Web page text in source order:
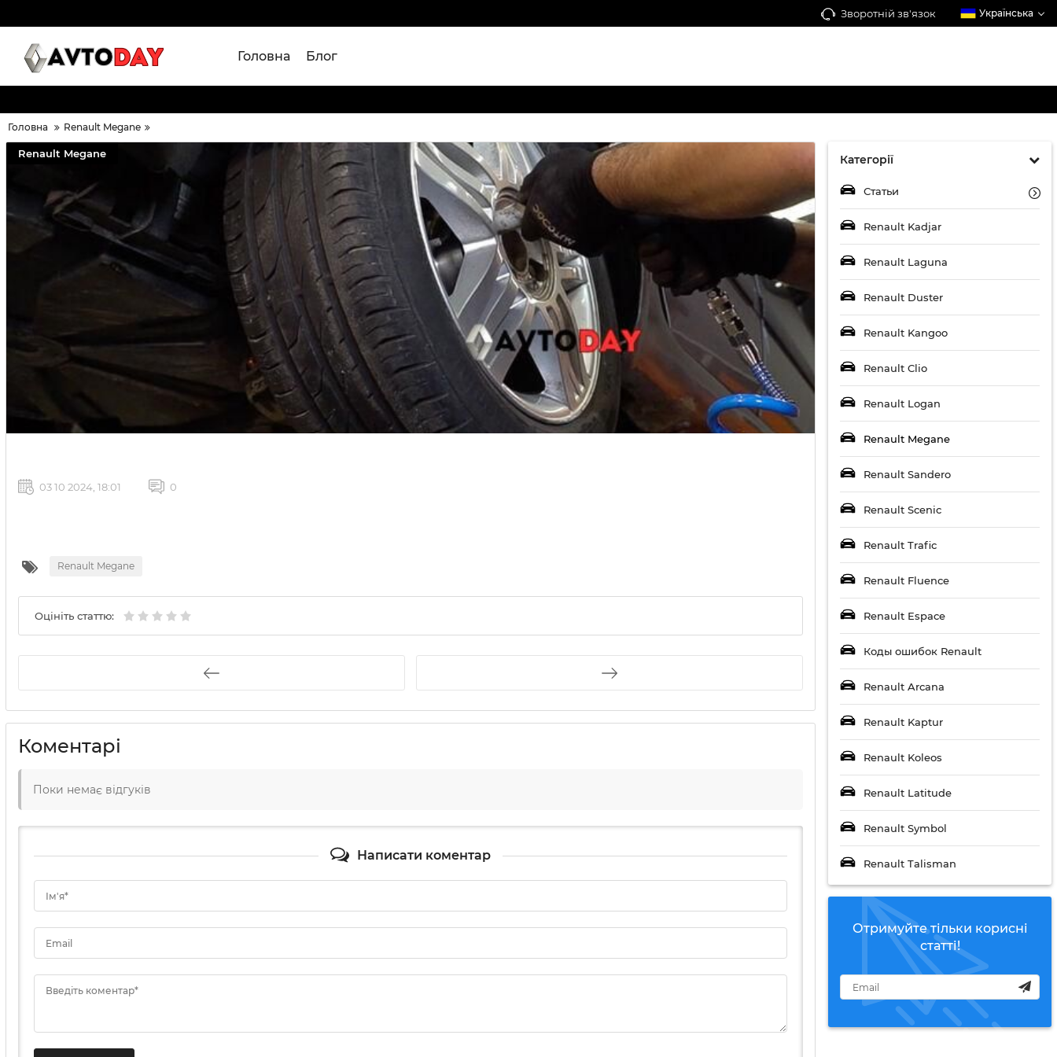
Зворотній зв'язок Українська
Головна Блог
Головна Renault Megane
Категорії
Статьи
Renault Kadjar
Renault Laguna
Renault Duster
Renault Kangoo
Renault Clio
Renault Logan
Renault Megane
Renault Sandero
Renault Scenic
Renault Trafic
Renault Fluence
Renault Espace
Коды ошибок Renault
Renault Arcana
Renault Kaptur
Renault Koleos
Renault Latitude
Renault Symbol
Renault Talisman
Отримуйте тільки корисні
статті!
Renault Megane
03 10 2024, 18:01 0
Renault Megane
Оцініть статтю:
Коментарі
Поки немає відгуків
Написати коментар
Ім'я*
Email
Введіть коментар*